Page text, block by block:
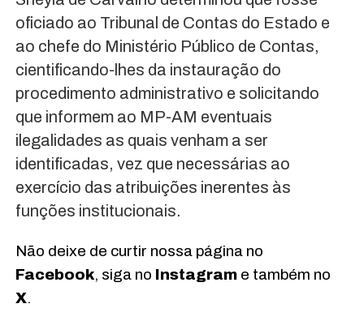
oficiado ao Tribunal de Contas do Estado e
ao chefe do Ministério Público de Contas,
cientificando-lhes da instauração do
procedimento administrativo e solicitando
que informem ao MP-AM eventuais
ilegalidades as quais venham a ser
identificadas, vez que necessárias ao
exercício das atribuições inerentes às
funções institucionais.
Não deixe de curtir nossa página no
Facebook, siga no Instagrame também no
X.